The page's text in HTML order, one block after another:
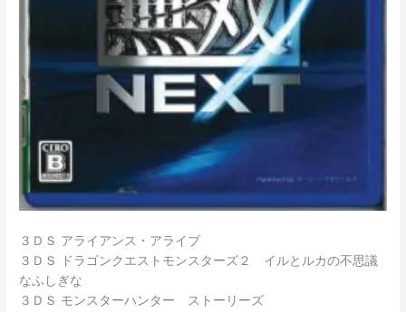
３ＤＳ アライアンス・アライブ
３ＤＳ ドラゴンクエストモンスターズ２ イルとルカの不思議
なふしぎな
３ＤＳ モンスターハンター ストーリーズ